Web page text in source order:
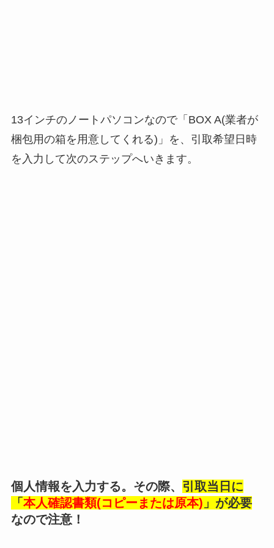
13インチのノートパソコンなので「BOX A(業者が
梱包用の箱を用意してくれる)」を、引取希望日時
を入力して次のステップへいきます。
個人情報を入力する。その際、 引取当日に
「 本人確認書類(コピーまたは原本) 」が必要
なので注意！